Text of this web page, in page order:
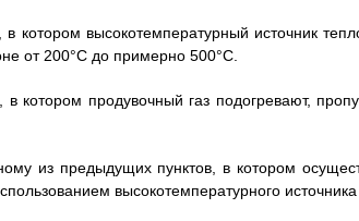
котором высокотемпературный источник
от 200°С до примерно 500°С.
котором продувочный газ подогревают,
из предыдущих пунктов, в котором
высокотемпературного источника